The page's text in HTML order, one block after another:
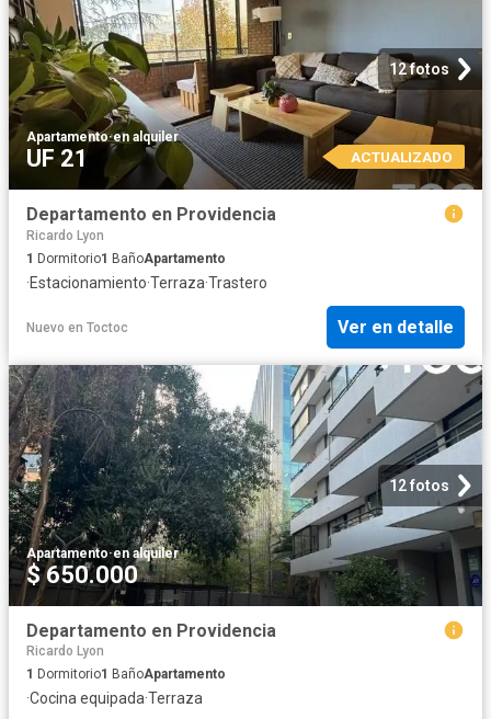
12 fotos
Apartamento·en alquiler
UF 21 ACTUALIZADO
Departamento en Providencia
Ricardo Lyon
1 Dormitorio1 BañoApartamento
·Estacionamiento·Terraza·Trastero
Nuevo en Toctoc Ver en detalle
12 fotos
Apartamento·en alquiler
$ 650.000
Departamento en Providencia
Ricardo Lyon
1 Dormitorio1 BañoApartamento
·Cocina equipada·Terraza